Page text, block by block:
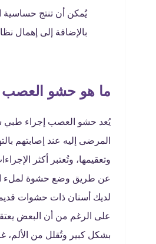
يُمكن أن تنتج حساسية
بالإضافة إلى إهمال
ما هو حشو العصب
يُعد حشو العصب إجراء طبي
المرضى إليه عند إصابتهم
وتعقيمها، وتُعتبر أكثر
عن طريق وضع حشوة لملء
لديك أسنان ذات حشوات
على الرغم من أن البعض
بشكل كبير وتُقلل من الألم،